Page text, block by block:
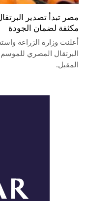
مصر تبدأ تصدير
مكثفة لضمان الجودة
أعلنت وزارة الزراعة
المقبل.